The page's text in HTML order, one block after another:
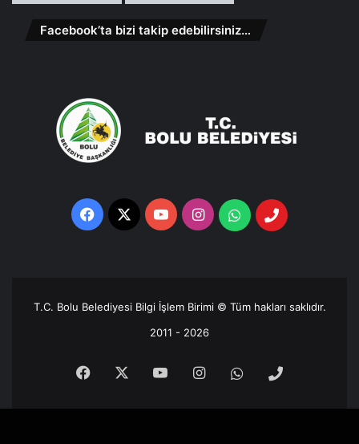
Facebook’ta bizi takip edebilirsiniz…
Facebook
X YouTubeInstagramWhatsappTelefon
T.C. Bolu Belediyesi Bilgi İşlem Birimi © Tüm hakları saklıdır.
2011 - 2026
Facebook YouTubeInstagramWhatsappTelefon